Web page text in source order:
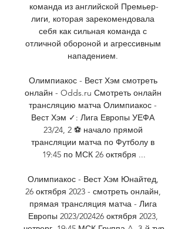
команда из английской Премьер-
лиги, которая зарекомендовала
себя как сильная команда с
отличной обороной и агрессивным
нападением.
Олимпиакос - Вест Хэм смотреть
онлайн - Odds.ru Смотреть онлайн
трансляцию матча Олимпиакос -
Вест Хэм ✓: Лига Европы УЕФА
23/24, 2 ⚽ начало прямой
трансляции матча по Футболу в
19:45 по МСК 26 октября ...
Олимпиакос - Вест Хэм Юнайтед,
26 октября 2023 - смотреть онлайн,
прямая трансляция матча - Лига
Европы 2023/202426 октября 2023,